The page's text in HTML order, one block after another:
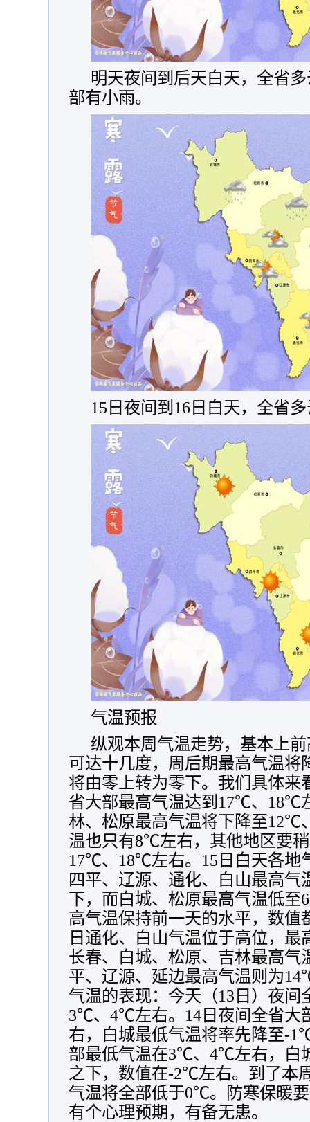
明天夜间到后天白天，全省
部有小雨。
15日夜间到16日白天，全省
气温预报
纵观本周气温走势，基本上
可达十几度，周后期最高气温将
将由零上转为零下。我们具体来
省大部最高气温达到17℃、18℃
林、松原最高气温将下降至12℃
温也只有8℃左右，其他地区要
17℃、18℃左右。15日白天各地
四平、辽源、通化、白山最高
下，而白城、松原最高气温低
高气温保持前一天的水平，数
日通化、白山气温位于高位，
长春、白城、松原、吉林最高
平、辽源、延边最高气温则为
气温的表现：今天（13日）夜间
3℃、4℃左右。14日夜间全省
右，白城最低气温将率先降至-
部最低气温在3℃、4℃左右，白
之下，数值在-2℃左右。到了本
气温将全部低于0℃。防寒保暖
有个心理预期，有备无患。